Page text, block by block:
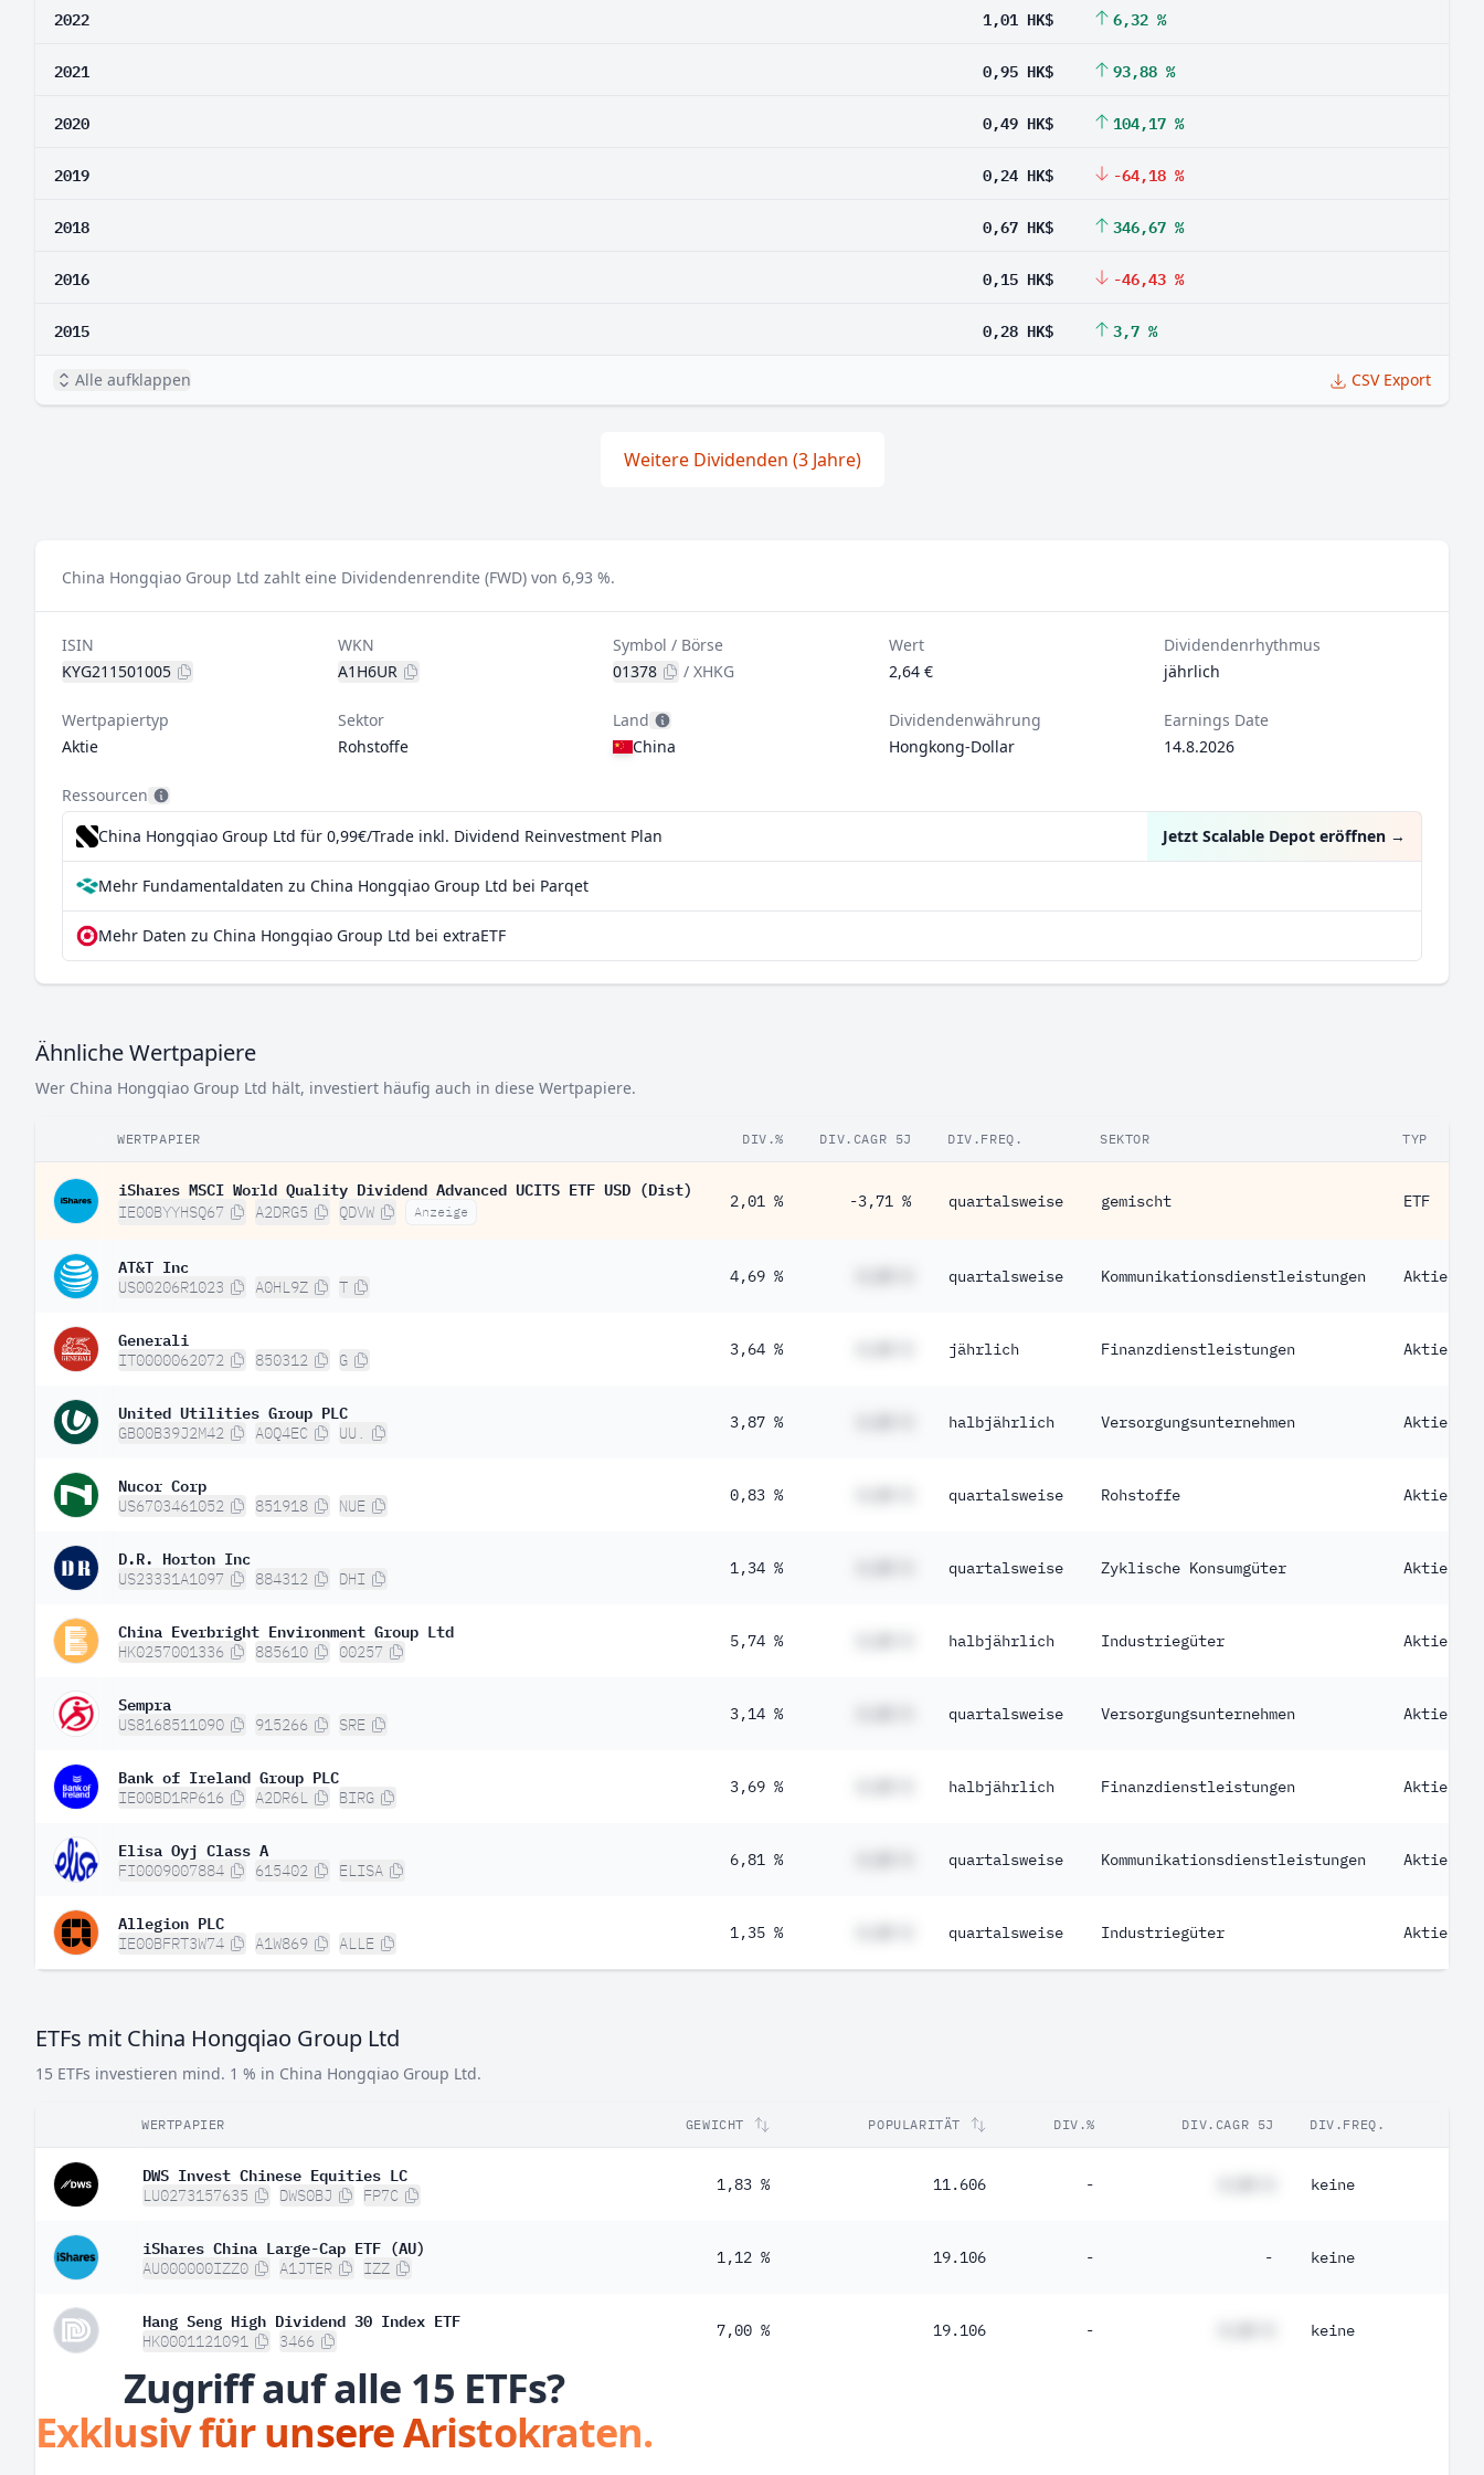
2022 1,01 HK$ 6,32 %
2021 0,95 HK$ 93,88 %
2020 0,49 HK$ 104,17 %
2019 0,24 HK$ -64,18 %
2018 0,67 HK$ 346,67 %
2016 0,15 HK$ -46,43 %
2015 0,28 HK$ 3,7 %
Alle aufklappen CSV Export
Weitere Dividenden (3 Jahre)
China Hongqiao Group Ltd zahlt eine Dividendenrendite (FWD) von 6,93 %.
ISIN
KYG211501005
WKN
A1H6UR
Symbol / Börse
01378
/XHKG
Wert
2,64 €
Dividendenrhythmus
jährlich
Wertpapiertyp
Aktie
Sektor
Rohstoffe
Land
China
Dividendenwährung
Hongkong-Dollar
Earnings Date
14.8.2026
Ressourcen
China Hongqiao Group Ltd für 0,99€/Trade inkl. Dividend Reinvestment Plan
Jetzt Scalable Depot eröffnen →
Mehr Fundamentaldaten zu China Hongqiao Group Ltd bei Parqet
Mehr Daten zu China Hongqiao Group Ltd bei extraETF
Ähnliche Wertpapiere
Wer China Hongqiao Group Ltd hält, investiert häufig auch in diese Wertpapiere.
WERTPAPIER DIV.% DIV.CAGR 5J DIV.FREQ. SEKTOR TYP
iShares MSCI World Quality Dividend Advanced UCITS ETF USD (Dist)
IE00BYYHSQ67 A2DRG5 QDVW Anzeige
2,01 % -3,71 % quartalsweise gemischt ETF
AT&T Inc
US00206R1023 A0HL9Z T
4,69 % quartalsweise Kommunikationsdienstleistungen Aktie
Generali
IT0000062072 850312 G
3,64 % jährlich Finanzdienstleistungen Aktie
United Utilities Group PLC
GB00B39J2M42 A0Q4EC UU.
3,87 % halbjährlich Versorgungsunternehmen Aktie
Nucor Corp
US6703461052 851918 NUE
0,83 % quartalsweise Rohstoffe Aktie
D.R. Horton Inc
US23331A1097 884312 DHI
1,34 % quartalsweise Zyklische Konsumgüter Aktie
China Everbright Environment Group Ltd
HK0257001336 885610 00257
5,74 % halbjährlich Industriegüter Aktie
Sempra
US8168511090 915266 SRE
3,14 % quartalsweise Versorgungsunternehmen Aktie
Bank of Ireland Group PLC
IE00BD1RP616 A2DR6L BIRG
3,69 % halbjährlich Finanzdienstleistungen Aktie
Elisa Oyj Class A
FI0009007884 615402 ELISA
6,81 % quartalsweise Kommunikationsdienstleistungen Aktie
Allegion PLC
IE00BFRT3W74 A1W869 ALLE
1,35 % quartalsweise Industriegüter Aktie
ETFs mit China Hongqiao Group Ltd
15 ETFs investieren mind. 1 % in China Hongqiao Group Ltd.
WERTPAPIER GEWICHT POPULARITÄT DIV.% DIV.CAGR 5J DIV.FREQ.
DWS Invest Chinese Equities LC
LU0273157635 DWS0BJ FP7C
1,83 % 11.606 - keine
iShares China Large-Cap ETF (AU)
AU000000IZZ0 A1JTER IZZ
1,12 % 19.106 - - keine
Hang Seng High Dividend 30 Index ETF
HK0001121091 3466
7,00 % 19.106 - keine
Zugriff auf alle 15 ETFs?
Exklusiv für unsere Aristokraten.